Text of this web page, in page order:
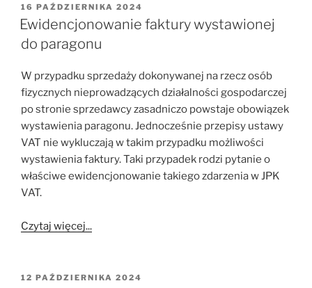
OPUBLIKOWANE
W
16 PAŹDZIERNIKA 2024
Ewidencjonowanie faktury wystawionej
do paragonu
W przypadku sprzedaży dokonywanej na rzecz osób
fizycznych nieprowadzących działalności gospodarczej
po stronie sprzedawcy zasadniczo powstaje obowiązek
wystawienia paragonu. Jednocześnie przepisy ustawy
VAT nie wykluczają w takim przypadku możliwości
wystawienia faktury. Taki przypadek rodzi pytanie o
właściwe ewidencjonowanie takiego zdarzenia w JPK
VAT.
Czytaj więcej...
OPUBLIKOWANE
12 PAŹDZIERNIKA 2024